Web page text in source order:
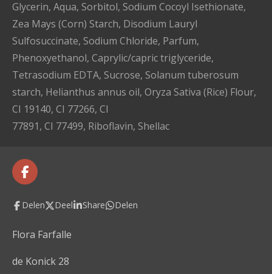
Glycerin, Aqua, Sorbitol, Sodium Cocoyl Isethionate,
Zea Mays (Corn) Starch, Disodium Lauryl
Sulfosuccinate, Sodium Chloride, Parfum,
Phenoxyethanol, Caprylic/capric triglyceride,
Tetrasodium EDTA, Sucrose, Solanum tuberosum
starch, Helianthus annus oil, Oryza Sativa (Rice) Flour,
CI 19140, CI 77266, CI
77891, CI 77499, Riboflavin, Shellac
F
a
c
e
o
k
Delen Deel Share Delen
Flora Farfalle
de Konick 28